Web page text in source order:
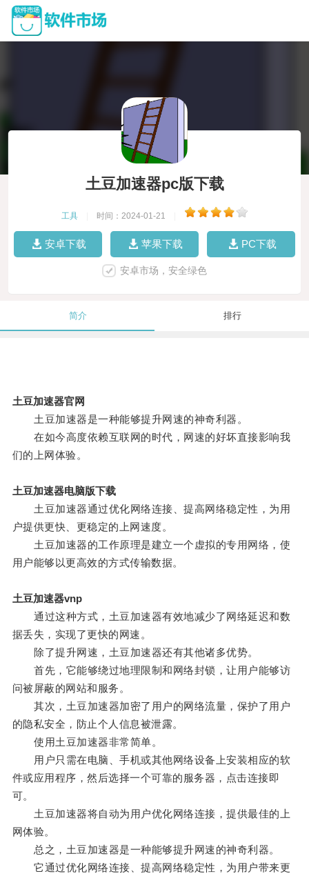
土豆加速器pc版下载
工具 时间：2024-01-21
安卓下载 苹果下载 PC下载
安卓市场，安全绿色
简介 排行
土豆加速器官网
土豆加速器是一种能够提升网速的神奇利器。
在如今高度依赖互联网的时代，网速的好坏直接影响我
们的上网体验。
土豆加速器电脑版下载
土豆加速器通过优化网络连接、提高网络稳定性，为用
户提供更快、更稳定的上网速度。
土豆加速器的工作原理是建立一个虚拟的专用网络，使
用户能够以更高效的方式传输数据。
土豆加速器vnp
通过这种方式，土豆加速器有效地减少了网络延迟和数
据丢失，实现了更快的网速。
除了提升网速，土豆加速器还有其他诸多优势。
首先，它能够绕过地理限制和网络封锁，让用户能够访
问被屏蔽的网站和服务。
其次，土豆加速器加密了用户的网络流量，保护了用户
的隐私安全，防止个人信息被泄露。
使用土豆加速器非常简单。
用户只需在电脑、手机或其他网络设备上安装相应的软
件或应用程序，然后选择一个可靠的服务器，点击连接即
可。
土豆加速器将自动为用户优化网络连接，提供最佳的上
网体验。
总之，土豆加速器是一种能够提升网速的神奇利器。
它通过优化网络连接、提高网络稳定性，为用户带来更